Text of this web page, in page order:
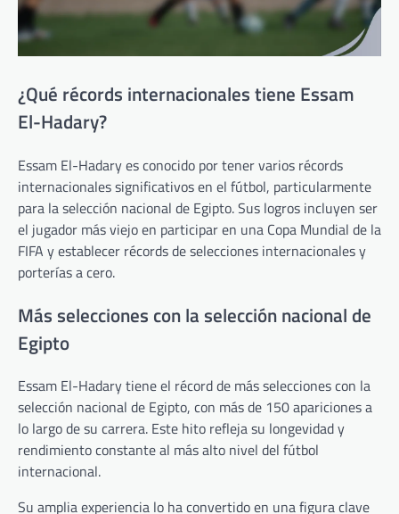
¿Qué récords internacionales tiene Essam
El-Hadary?
Essam El-Hadary es conocido por tener varios récords
internacionales significativos en el fútbol, particularmente
para la selección nacional de Egipto. Sus logros incluyen ser
el jugador más viejo en participar en una Copa Mundial de la
FIFA y establecer récords de selecciones internacionales y
porterías a cero.
Más selecciones con la selección nacional de
Egipto
Essam El-Hadary tiene el récord de más selecciones con la
selección nacional de Egipto, con más de 150 apariciones a
lo largo de su carrera. Este hito refleja su longevidad y
rendimiento constante al más alto nivel del fútbol
internacional.
Su amplia experiencia lo ha convertido en una figura clave